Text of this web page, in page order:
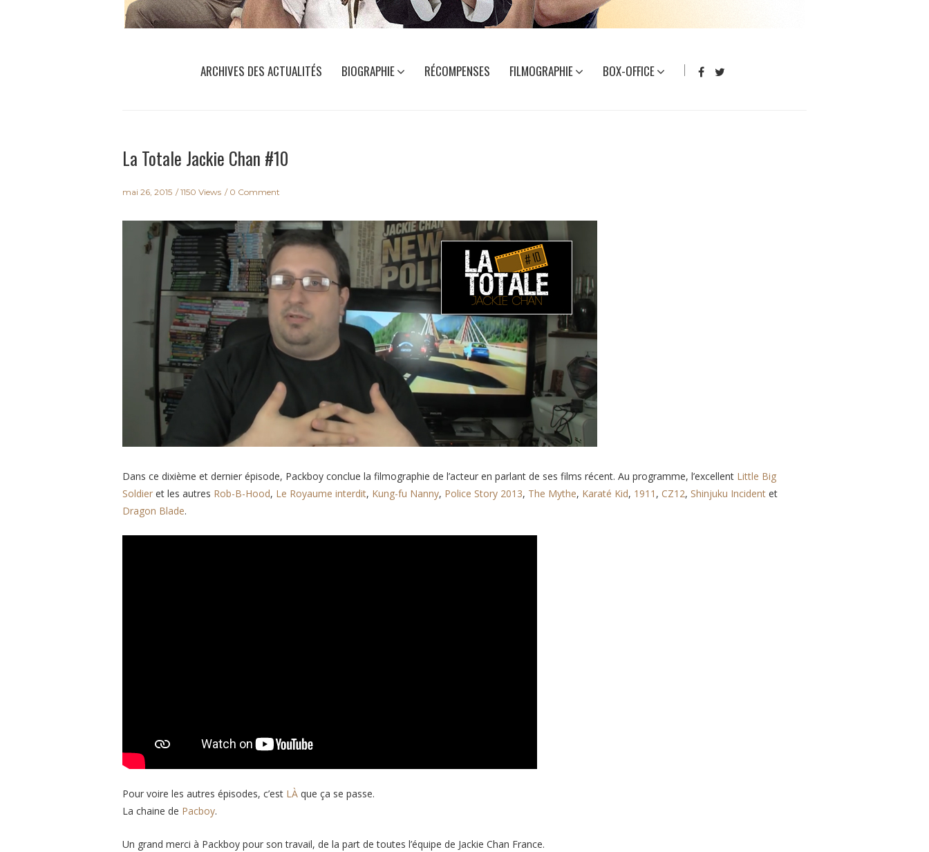
ARCHIVES DES ACTUALITÉS BIOGRAPHIE RÉCOMPENSES FILMOGRAPHIE BOX-OFFICE
La Totale Jackie Chan #10
mai 26, 2015 1150 Views 0 Comment
Dans ce dixième et dernier épisode, Packboy conclue la filmographie de l’acteur en parlant de ses films récent. Au programme, l’excellent Little Big
Soldier et les autres Rob-B-Hood, Le Royaume interdit, Kung-fu Nanny, Police Story 2013, The Mythe, Karaté Kid, 1911 , CZ12, Shinjuku Incident et
Dragon Blade.
Pour voire les autres épisodes, c’est LÀ que ça se passe.
La chaine de Pacboy.
Un grand merci à Packboy pour son travail, de la part de toutes l’équipe de Jackie Chan France.